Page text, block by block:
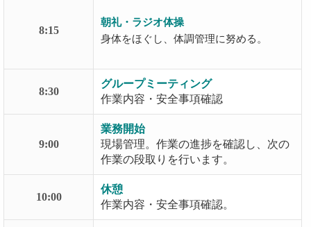
8:15
朝礼・ラジオ体操
身体をほぐし、体調管理に努める。
8:30
グループミーティング
作業内容・安全事項確認
9:00
業務開始
現場管理。作業の進捗を確認し、次の
作業の段取りを行います。
10:00
休憩
作業内容・安全事項確認。